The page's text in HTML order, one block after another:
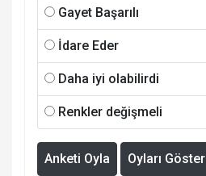
Gayet Başarılı
İdare Eder
Daha iyi olabilirdi
Renkler değişmeli
Anketi Oyla Oyları Göster